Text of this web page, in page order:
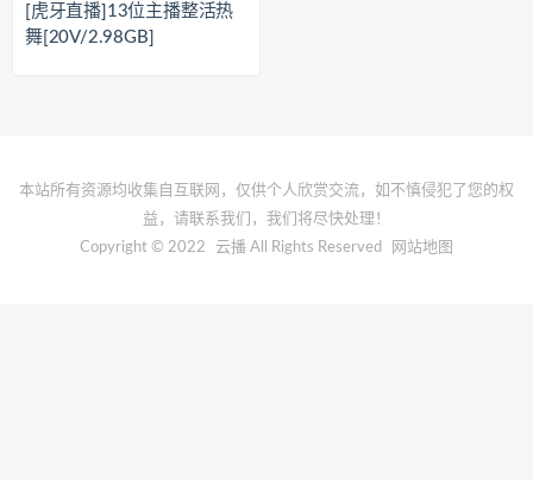
[虎牙直播]13位主播整活热
舞[20V/2.98GB]
本站所有资源均收集自互联网，仅供个人欣赏交流，如不慎侵犯了您的权
益，请联系我们，我们将尽快处理！
Copyright © 2022
云播 All Rights Reserved 网站地图